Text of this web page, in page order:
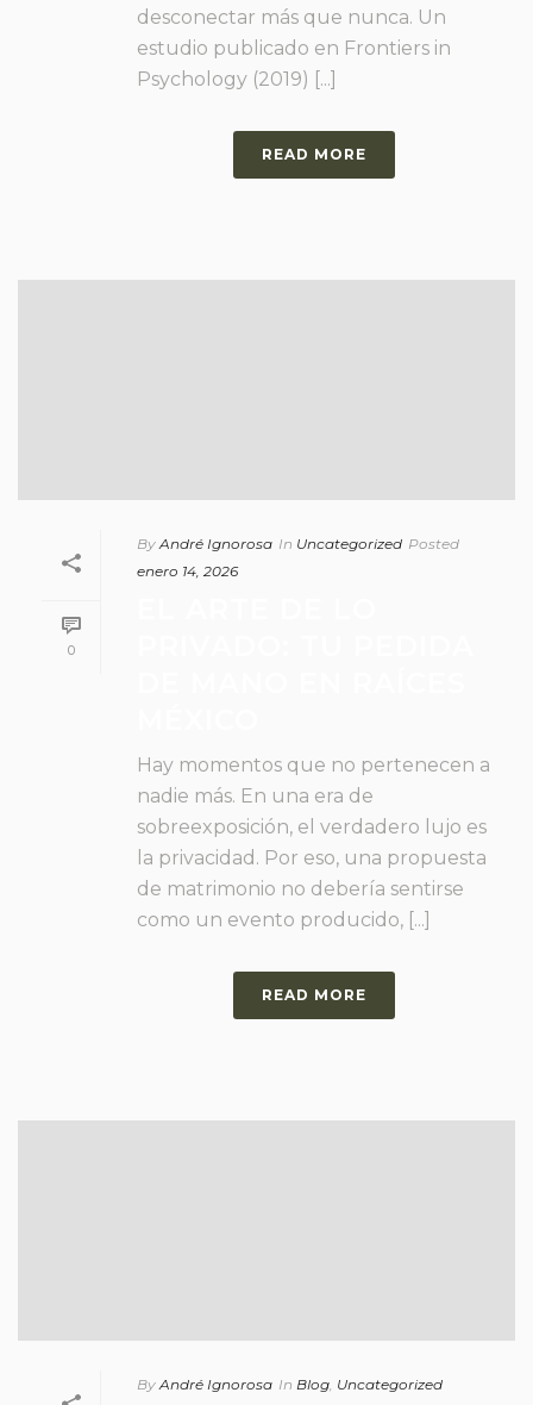
desconectar más que nunca. Un
estudio publicado en Frontiers in
Psychology (2019) [...]
READ MORE
0
By André Ignorosa In Uncategorized Posted
enero 14, 2026
Hay momentos que no pertenecen a
nadie más. En una era de
sobreexposición, el verdadero lujo es
la privacidad. Por eso, una propuesta
de matrimonio no debería sentirse
como un evento producido, [...]
READ MORE
By André Ignorosa In Blog Uncategorized